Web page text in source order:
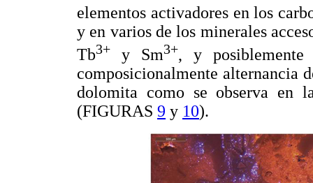
elementos activadores en los
y en varios de los minerales
Tb3+ y Sm3+, y posiblemente
composicionalmente alternancia
dolomita como se observa en
(FIGURAS 9 y 10).